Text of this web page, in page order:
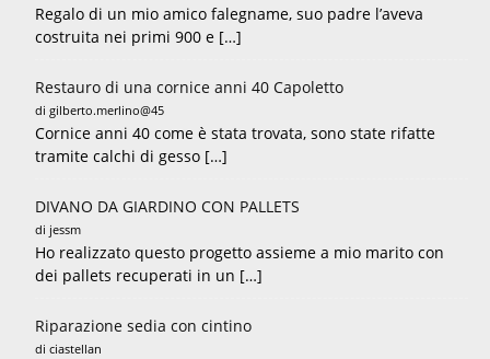
Regalo di un mio amico falegname, suo padre l’aveva
costruita nei primi 900 e […]
Restauro di una cornice anni 40 Capoletto
di gilberto.merlino@45
Cornice anni 40 come è stata trovata, sono state rifatte
tramite calchi di gesso […]
DIVANO DA GIARDINO CON PALLETS
di jessm
Ho realizzato questo progetto assieme a mio marito con
dei pallets recuperati in un […]
Riparazione sedia con cintino
di ciastellan